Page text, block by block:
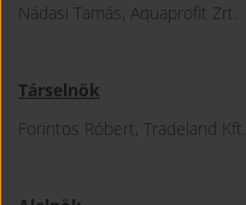
Nádasi Tamás, Aquaprofit Zrt.
Társelnök
Forintos Róbert, Tradeland Kft.